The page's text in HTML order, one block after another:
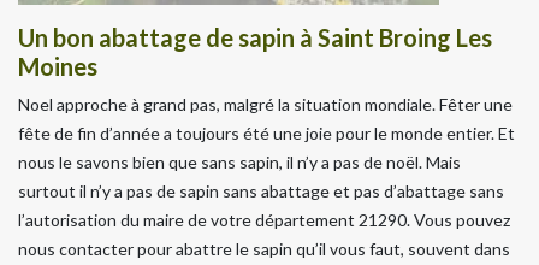
Un bon abattage de sapin à Saint Broing Les
Moines
Noel approche à grand pas, malgré la situation mondiale. Fêter une
fête de fin d’année a toujours été une joie pour le monde entier. Et
nous le savons bien que sans sapin, il n’y a pas de noël. Mais
surtout il n’y a pas de sapin sans abattage et pas d’abattage sans
l’autorisation du maire de votre département 21290. Vous pouvez
nous contacter pour abattre le sapin qu’il vous faut, souvent dans